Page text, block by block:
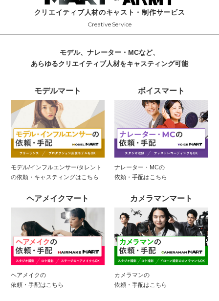
クリエイティブ人材のキャスト・制作サービス
Creative Service
モデル、ナレーター・MCなど、
あらゆるクリエイティブ人材をキャスティング可能
モデルマート
モデル/インフルエンサー/タレント
の依頼・キャスティングはこちら
ボイスマート
ナレーター・MCの
依頼・手配はこちら
ヘアメイクマート
ヘアメイクの
依頼・手配はこちら
カメラマンマート
カメラマンの
依頼・手配はこちら